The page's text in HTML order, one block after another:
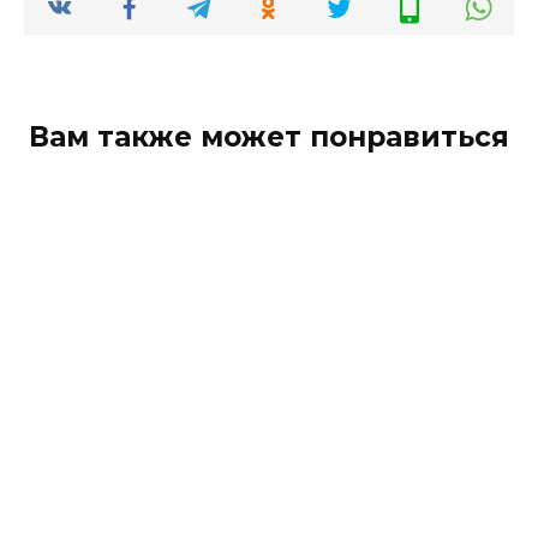
Вам также может понравиться